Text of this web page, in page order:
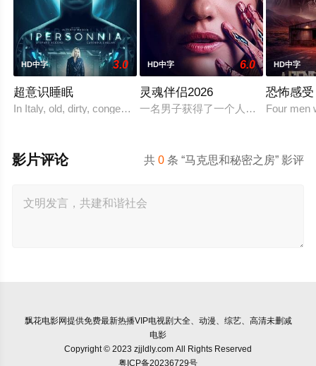
HD中字 3.0
超意识睡眠
In Italy, old, dirty, congested prisons full of violence a
HD中字 6.0
灵魂伴侣2026
一名男子获得了一个人工智能机器人
HD中字
恐怖感受
Four men
共0 条 “马克思和秘密之房” 影评
影片评论
飘花电影网提供免费最新热播VIP电视剧大全、动漫、综艺、高清未删减
电影
Copyright © 2023 zjjldly.com All Rights Reserved
粤ICP备20236729号